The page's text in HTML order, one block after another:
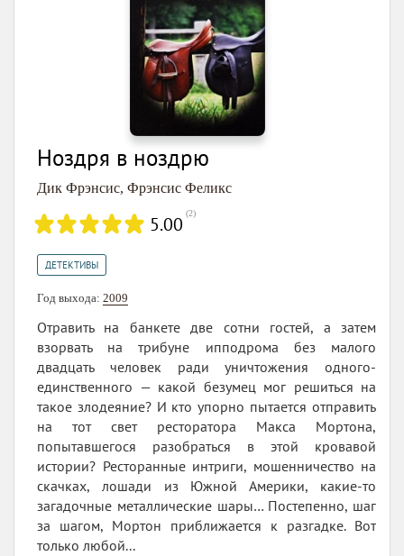
Ноздря в ноздрю
Дик Фрэнсис, Фрэнсис Феликс
5.00 (2)
ДЕТЕКТИВЫ
Год выхода: 2009
Отравить на банкете две сотни гостей, а затем
взорвать на трибуне ипподрома без малого
двадцать человек ради уничтожения одного-
единственного — какой безумец мог решиться на
такое злодеяние? И кто упорно пытается отправить
на тот свет ресторатора Макса Мортона,
попытавшегося разобраться в этой кровавой
истории? Ресторанные интриги, мошенничество на
скачках, лошади из Южной Америки, какие-то
загадочные металлические шары… Постепенно, шаг
за шагом, Мортон приближается к разгадке. Вот
только любой...